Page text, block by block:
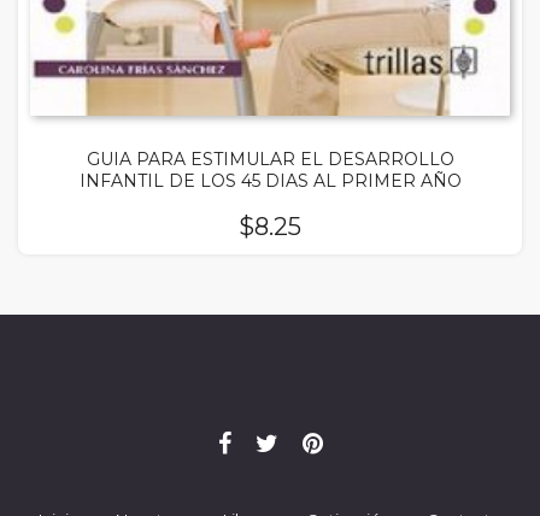
GUIA PARA ESTIMULAR EL DESARROLLO
INFANTIL DE LOS 45 DIAS AL PRIMER AÑO
$8.25